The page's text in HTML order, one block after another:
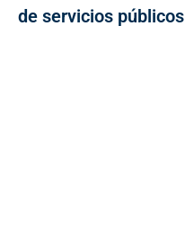
de servicios públicos